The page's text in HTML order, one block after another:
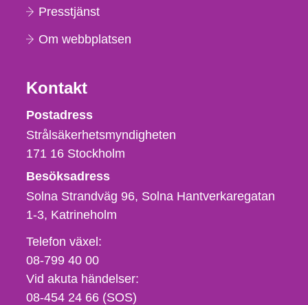
Presstjänst
Om webbplatsen
Kontakt
Strålsäkerhetsmyndigheten
Postadress
Strålsäkerhetsmyndigheten
171 16 Stockholm
Besöksadress
Solna Strandväg 96, Solna Hantverkaregatan
1-3 Katrineholm
Telefon,
fax
och
e-
Telefon växel:
08-799 40 00
Vid akuta händelser:
08-454 24 66 (SOS)